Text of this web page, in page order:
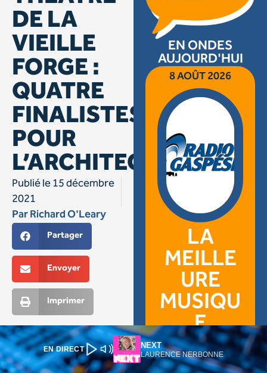
EN DIRECT NEXT
LAURENCE NERBONNE